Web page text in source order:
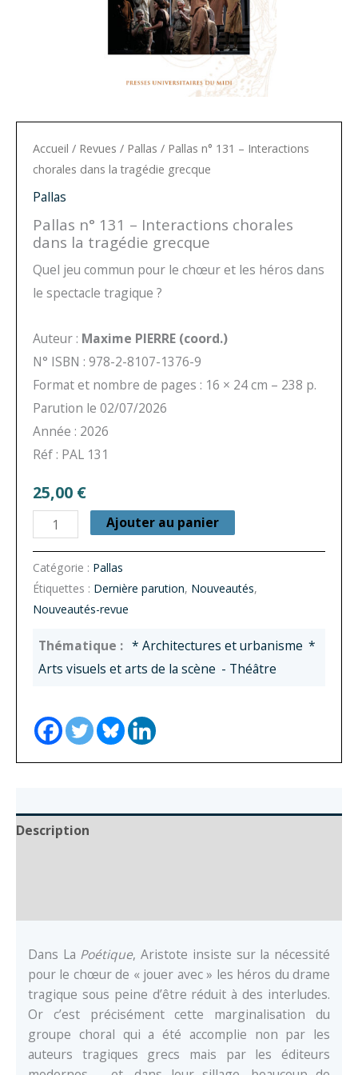
Accueil / Revues / Pallas / Pallas n° 131 – Interactions
chorales dans la tragédie grecque
Pallas
Pallas n° 131 – Interactions chorales
dans la tragédie grecque
Quel jeu commun pour le chœur et les héros dans
le spectacle tragique ?
Auteur : Maxime PIERRE (coord.)
N° ISBN : 978-2-8107-1376-9
Format et nombre de pages : 16 × 24 cm – 238 p.
Parution le 02/07/2026
Année : 2026
Réf : PAL 131
25,00 €
quantité
de
Pallas
n°
131
Interactions
la
Ajouter au panier
Catégorie : Pallas
Étiquettes : Dernière parution, Nouveautés,
Nouveautés-revue
* Architectures et urbanisme *
Arts visuels et arts de la scène - Théâtre
Description
Dans La Poétique, Aristote insiste sur la nécessité
pour le chœur de « jouer avec » les héros du drame
tragique sous peine d’être réduit à des interludes.
Or c’est précisément cette marginalisation du
groupe choral qui a été accomplie non par les
auteurs tragiques grecs mais par les éditeurs